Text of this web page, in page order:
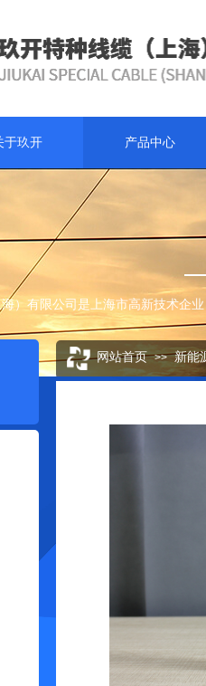
于玖开 产品中心
网站首页 >> 新能
）有限公司是上海市高新技术企